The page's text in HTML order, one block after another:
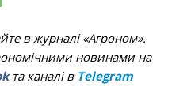
в журналі «Агроном».
новинами на
та каналі в Telegram